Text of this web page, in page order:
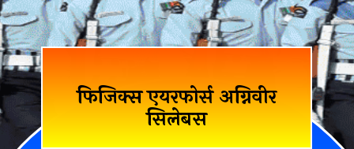
फिजिक्स एयरफोर्स अग्निवीर
सिलेबस